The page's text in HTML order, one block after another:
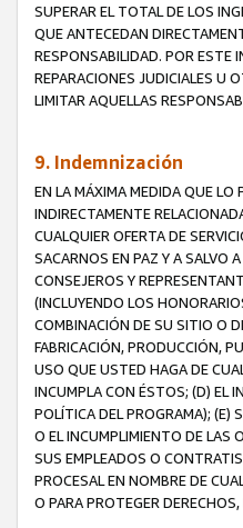
SUPERAR EL TOTAL DE LOS
QUE ANTECEDAN
RESPONSABILIDAD. POR ESTE
REPARACIONES JUDICIALES U
LIMITAR AQUELLAS
9. Indemnización
EN LA MÁXIMA MEDIDA QUE LO
INDIRECTAMENTE
CUALQUIER OFERTA DE
SACARNOS EN PAZ Y A SALVO
CONSEJEROS Y
(INCLUYENDO LOS
COMBINACIÓN DE SU SITIO O
FABRICACIÓN, PRODUCCIÓN,
USO QUE USTED HAGA DE
INCUMPLA CON ÉSTOS; (D) EL
POLÍTICA DEL PROGRAMA); (E)
O EL INCUMPLIMIENTO DE LAS
SUS EMPLEADOS O
PROCESAL EN NOMBRE DE
O PARA PROTEGER